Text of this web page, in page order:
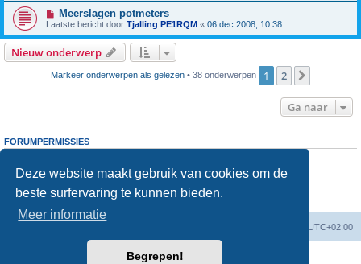
Deze website maakt gebruik van cookies om de
beste surfervaring te kunnen bieden.
Meer informatie
Begrepen!
Meerslagen potmeters
Laatste bericht door Tjalling PE1RQM « 06 dec 2008, 10:38
Nieuw onderwerp
Markeer onderwerpen als gelezen • 38 onderwerpen 1 2
Ga naar
FORUMPERMISSIES
kunt niet
reageren op onderwerpen in dit forum
kunt nietje eigen berichten wijzigen in dit forum
kunt nietje eigen berichten verwijderen in dit forum
bijlagen plaatsen in dit forum
UTC+02:00
phpBB® Forum Software © phpBB Limited